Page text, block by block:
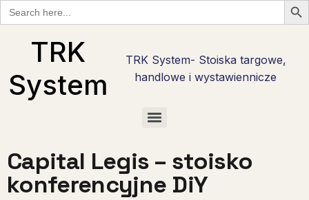
Search
for:
TRK
System
TRK System- Stoiska targowe,
handlowe i wystawiennicze
Capital Legis – stoisko
konferencyjne DiY